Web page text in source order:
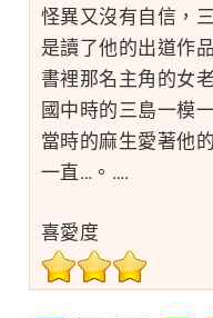
怪異又沒有自信，
是讀了他的出道作
書裡那名主角的女
國中時的三島一模
當時的麻生愛著他
一直…。….
喜愛度